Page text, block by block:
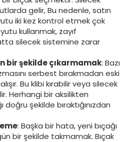
gelir, Bu nedenle, satın
iki kez kontrol etmek çok
kullanmak, zayıf
silecek sistemine zarar
bir şekilde çıkarmamak: Bazı
serbest bırakmadan eski
Bu klibi kırabilir veya silecek
Herhangi bir aksilikten
doğru şekilde bıraktığınızdan
: Başka bir hata, yeni bıçağı
bir şekilde takmamak. Bıçak